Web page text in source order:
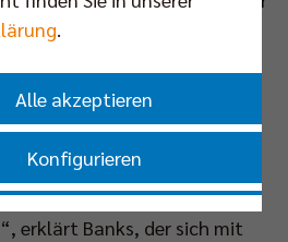
würde – so wie es
gelang. Da hieß es im
vs. Berlin.
mehr Rhythmus antreten als
schon gegen Herrsching
Freitagabend noch gegen
erklärt Banks, der sich mit
.
Alle akzeptieren
Konfigurieren
Cookies akzeptieren